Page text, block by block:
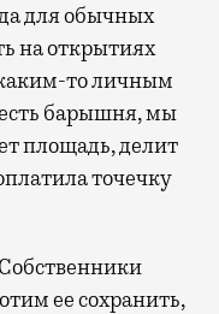
для обычных
на открытиях
то личным
барышня, мы
площадь, делит
точечку
ее сохранить,